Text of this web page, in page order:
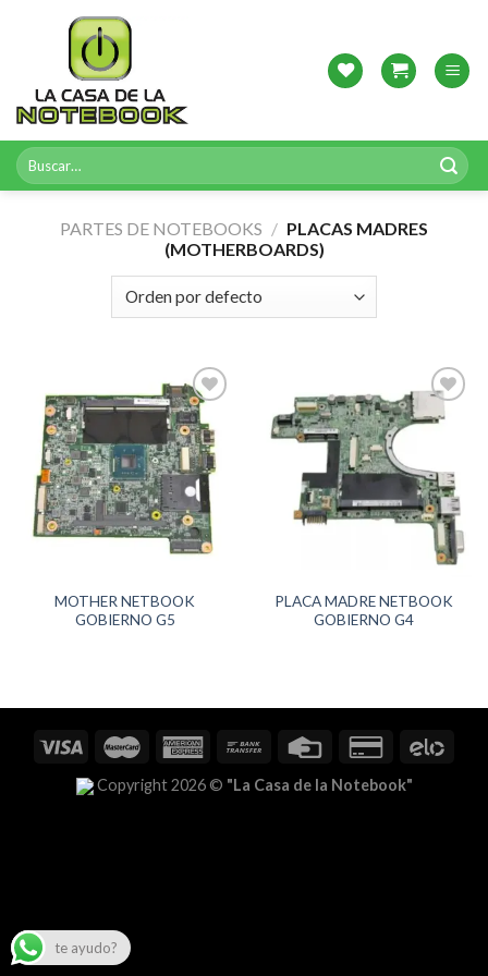
Buscar
por:
PARTES DE NOTEBOOKS / PLACAS MADRES
(MOTHERBOARDS)
Agregar
a
Favoritos
MOTHER NETBOOK
GOBIERNO G5
Agregar
PLACA MADRE NETBOOK
GOBIERNO G4
Copyright 2026 © "La Casa de la Notebook"
te ayudo?